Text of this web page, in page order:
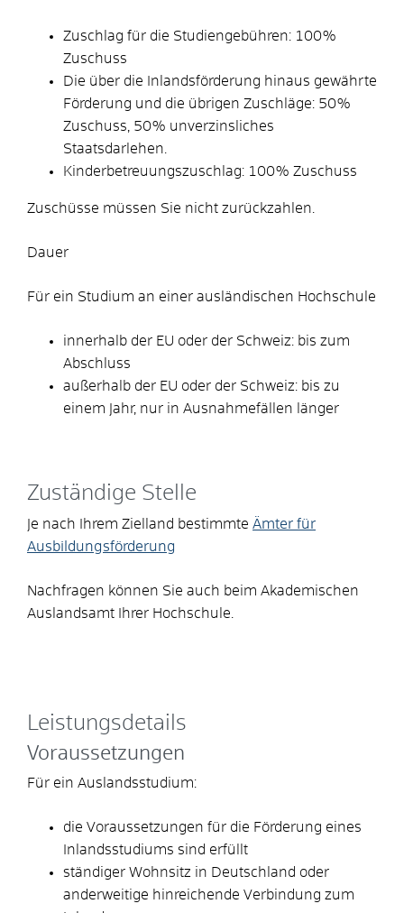
Zuschlag für die Studiengebühren: 100%
Zuschuss
Die über die Inlandsförderung hinaus gewährte
Förderung und die übrigen Zuschläge: 50%
Zuschuss, 50% unverzinsliches
Staatsdarlehen.
Kinderbetreuungszuschlag: 100% Zuschuss
Zuschüsse müssen Sie nicht zurückzahlen.
Dauer
Für ein Studium an einer ausländischen Hochschule
innerhalb der EU oder der Schweiz: bis zum
Abschluss
außerhalb der EU oder der Schweiz: bis zu
einem Jahr, nur in Ausnahmefällen länger
Zuständige Stelle
Je nach Ihrem Zielland bestimmte Ämter für
Ausbildungsförderung
Nachfragen können Sie auch beim Akademischen
Auslandsamt Ihrer Hochschule.
Leistungsdetails
Voraussetzungen
Für ein Auslandsstudium:
die Voraussetzungen für die Förderung eines
Inlandsstudiums sind erfüllt
ständiger Wohnsitz in Deutschland oder
anderweitige hinreichende Verbindung zum